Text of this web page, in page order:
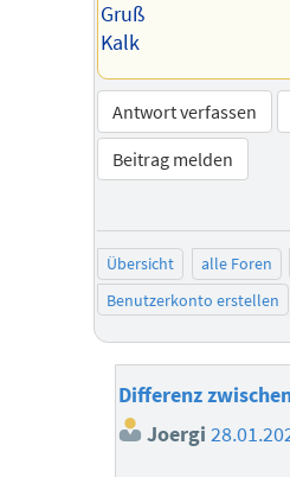
Gruß
Kalk
Antwort verfassen
Beitrag melden
Übersicht alle Foren
Benutzerkonto erstellen
Differenz
Joergi